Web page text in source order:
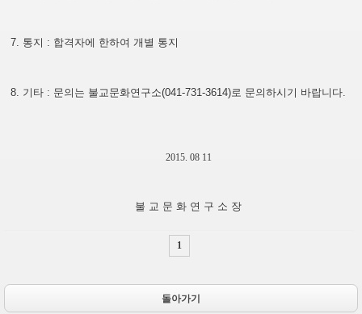
7. 통지 : 합격자에 한하여 개별 통지
8. 기타 : 문의는 불교문화연구소(041-731-3614)로 문의하시기 바랍니다.
2015. 08 11
불 교 문 화 연 구 소 장
1
돌아가기